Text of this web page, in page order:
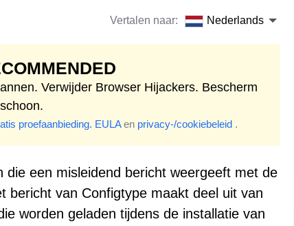
Vertalen naar: Nederlands
Verwijder Browser Hijackers. Bescherm
proefaanbieding. EULAen privacy-/cookiebeleid .
een misleidend bericht weergeeft met de
bericht van Configtype maakt deel uit van
worden geladen tijdens de installatie van